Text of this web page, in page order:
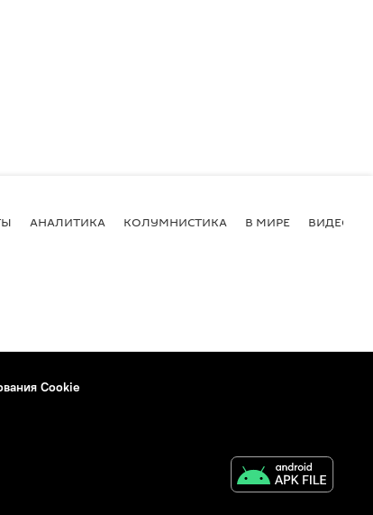
АНАЛИТИКА КОЛУМНИСТИКА В МИРЕ ВИДЕО
Cookie